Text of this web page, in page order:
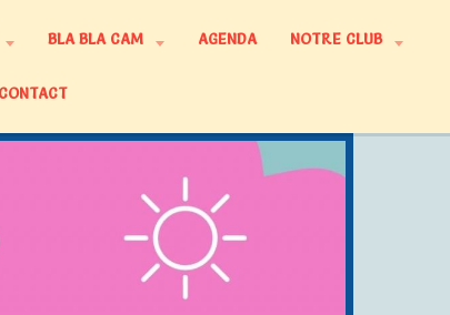
BLA BLA CAM AGENDA NOTRE CLUB
CONTACT